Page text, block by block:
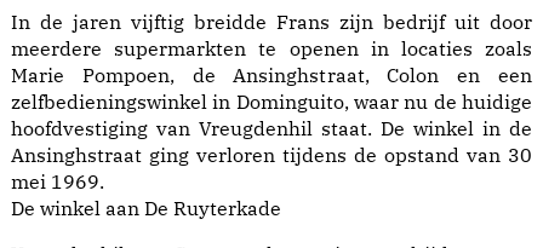
In de jaren vijftig breidde Frans zijn bedrijf uit door
meerdere supermarkten te openen in locaties zoals
Marie Pompoen, de Ansinghstraat, Colon en een
zelfbedieningswinkel in Dominguito, waar nu de huidige
hoofdvestiging van Vreugdenhil staat. De winkel in de
Ansinghstraat ging verloren tijdens de opstand van 30
mei 1969.
De winkel aan De Ruyterkade